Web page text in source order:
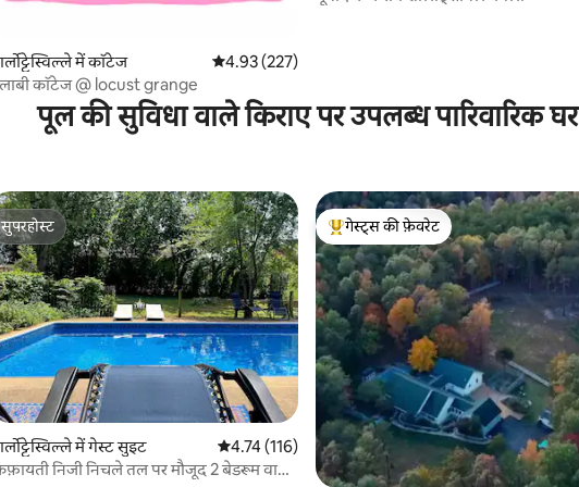
में कॉटेज औसत रेटिंग 5 में से 4.93, 227 समीक्षाएँ
4.93 (227)
कॉटेज @ locust grange
पूल की सुविधा वाले किराए पर उपलब्ध पारिवारिक घर
सुपरहोस्ट
सुपरहोस्ट
में गेस्ट सुइट औसत रेटिंग 5 में से 4.74, 116 समीक्षाएँ
4.74 (116)
निजी निचले तल पर मौजूद 2 बेडरूम वाला
गेस्ट्स का टॉप फ़ेवरेट
गेस्ट्स की फ़ेवरेट